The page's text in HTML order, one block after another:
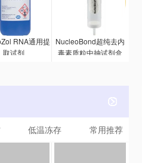
RNA通用提
取试剂
NucleoBond超纯去内
毒素质粒中抽试剂盒
低温冻存 常用推荐